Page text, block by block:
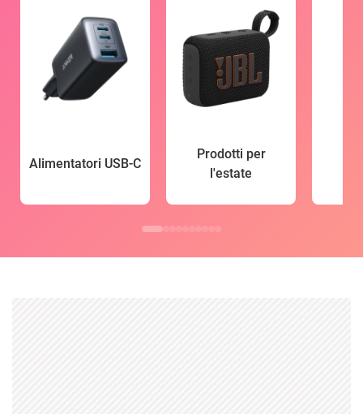
Alimentatori USB-C
Prodotti per
l'estate